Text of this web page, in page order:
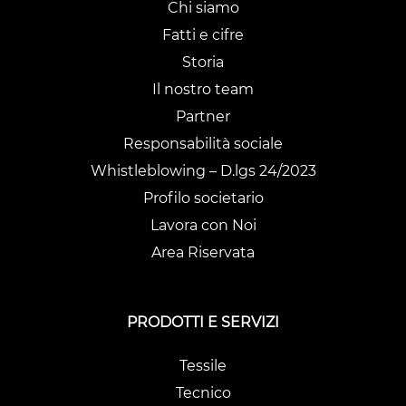
Chi siamo
Fatti e cifre
Storia
Il nostro team
Partner
Responsabilità sociale
Whistleblowing – D.lgs 24/2023
Profilo societario
Lavora con Noi
Area Riservata
PRODOTTI E SERVIZI
Tessile
Tecnico